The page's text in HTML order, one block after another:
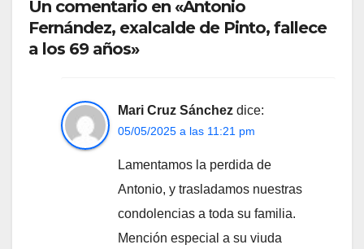
Un comentario en «Antonio
Fernández, exalcalde de Pinto, fallece
a los 69 años»
Mari Cruz Sánchez dice:
05/05/2025 a las 11:21 pm
Lamentamos la perdida de
Antonio, y trasladamos nuestras
condolencias a toda su familia.
Mención especial a su viuda